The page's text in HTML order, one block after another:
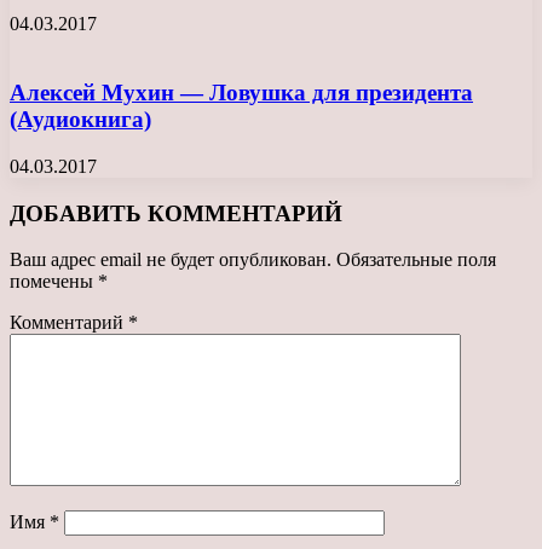
04.03.2017
Алексей Мухин — Ловушка для президента
(Аудиокнига)
04.03.2017
ДОБАВИТЬ КОММЕНТАРИЙ
Ваш адрес email не будет опубликован. Обязательные поля
помечены *
Комментарий *
Имя *